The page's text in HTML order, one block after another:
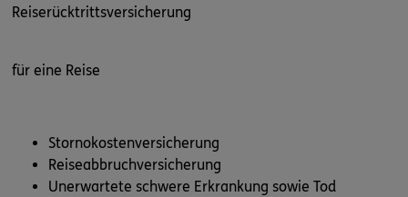
Schaden- oder Leistungsfall melden
+49 89 4166-1102
Mo-Fr 8-19 und Sa 9-13 Uhr
Reiserücktrittsversicherung
für eine Reise
Stornokostenversicherung
Reiseabbruchversicherung
Unerwartete schwere Erkrankung sowie Tod